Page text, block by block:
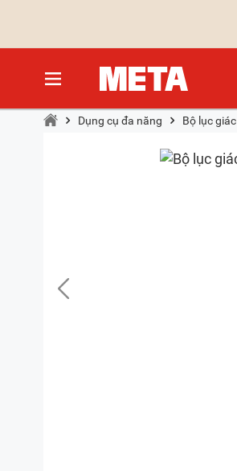
Dụng cụ đa năng Bộ lục giác